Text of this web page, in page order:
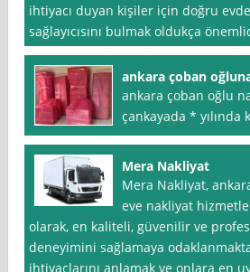
ihtiyacı duyan kişiler için doğru
sağlayıcısını bulmak oldukça
ankara çoban
ankara çoban oğlu
çankayada *
Mera Nakliyat
Mera Nakliyat,
eve nakliyat
olarak, en kaliteli, güvenilir ve
deneyimini sağlamaya
ihtiyaçlarını anlamak ve onlara en